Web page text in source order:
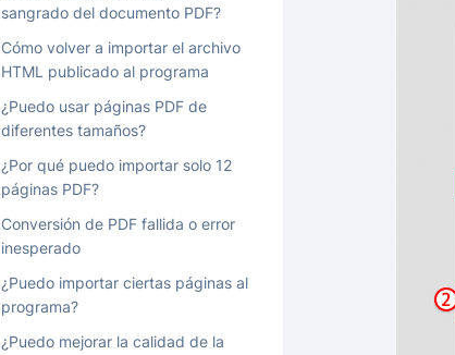
sangrado del documento PDF?
Cómo volver a importar el archivo
HTML publicado al programa
¿Puedo usar páginas PDF de
diferentes tamaños?
¿Por qué puedo importar solo 12
páginas PDF?
Conversión de PDF fallida o error
inesperado
¿Puedo importar ciertas páginas al
programa?
¿Puedo mejorar la calidad de la